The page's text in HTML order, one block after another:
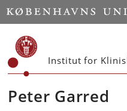
Start
Institut for
Peter Garred